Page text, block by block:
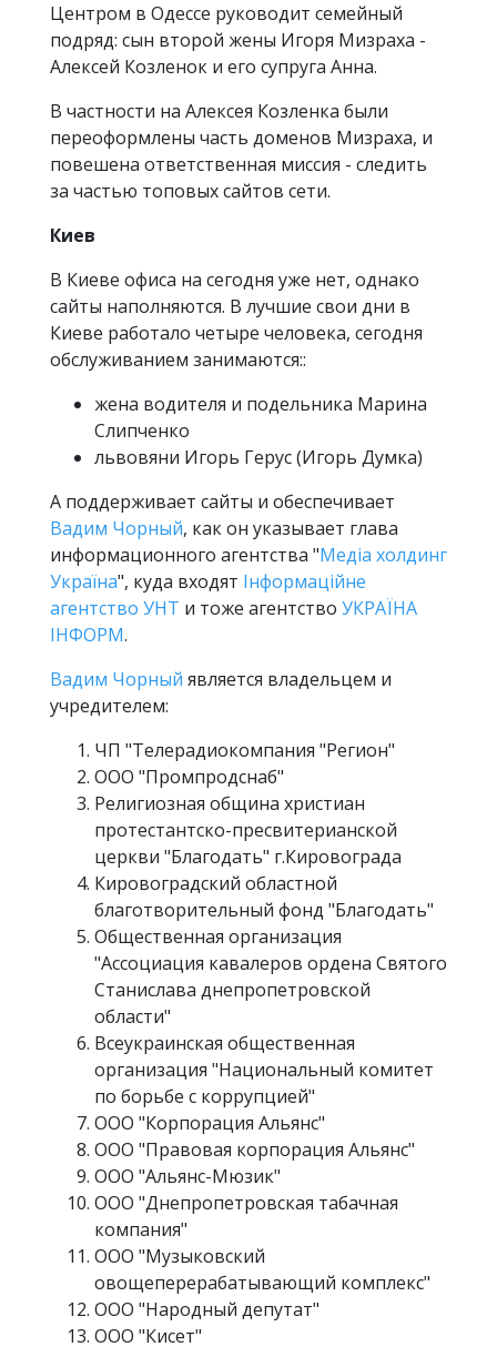
Центром в Одессе руководит семейный
подряд: сын второй жены Игоря Мизраха -
Алексей Козленок и его супруга Анна.
В частности на Алексея Козленка были
переоформлены часть доменов Мизраха, и
повешена ответственная миссия - следить
за частью топовых сайтов сети.
Киев
В Киеве офиса на сегодня уже нет, однако
сайты наполняются. В лучшие свои дни в
Киеве работало четыре человека, сегодня
обслуживанием занимаются::
жена водителя и подельника Марина
Слипченко
львовяни Игорь Герус (Игорь Думка)
А поддерживает сайты и обеспечивает
Вадим Чорный, как он указывает глава
информационного агентства "Медіа холдинг
Україна", куда входят Інформаційне
агентство УНТ и тоже агентство УКРАЇНА
ІНФОРМ.
Вадим Чорный является владельцем и
учредителем:
ЧП "Телерадиокомпания "Регион"
ООО "Промпродснаб"
Религиозная община христиан
протестантско-пресвитерианской
церкви "Благодать" г.Кировограда
Кировоградский областной
благотворительный фонд "Благодать"
Общественная организация
"Ассоциация кавалеров ордена Святого
Станислава днепропетровской
области"
Всеукраинская общественная
организация "Национальный комитет
по борьбе с коррупцией"
ООО "Корпорация Альянс"
ООО "Правовая корпорация Альянс"
ООО "Альянс-Мюзик"
ООО "Днепропетровская табачная
компания"
ООО "Музыковский
овощеперерабатывающий комплекс"
ООО "Народный депутат"
ООО "Кисет"